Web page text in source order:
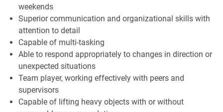
weekends
Superior communication and organizational skills with
attention to detail
Capable of multi-tasking
Able to respond appropriately to changes in direction or
unexpected situations
Team player, working effectively with peers and
supervisors
Capable of lifting heavy objects with or without